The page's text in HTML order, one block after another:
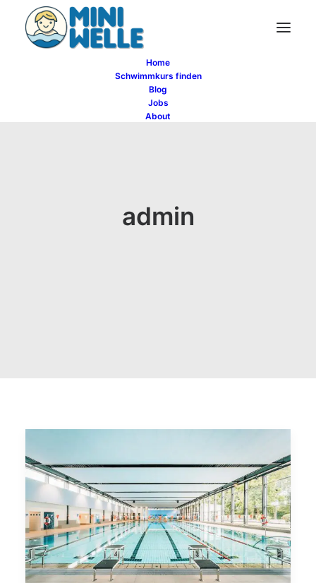
Home
Schwimmkurs finden
Blog
Jobs
About
admin